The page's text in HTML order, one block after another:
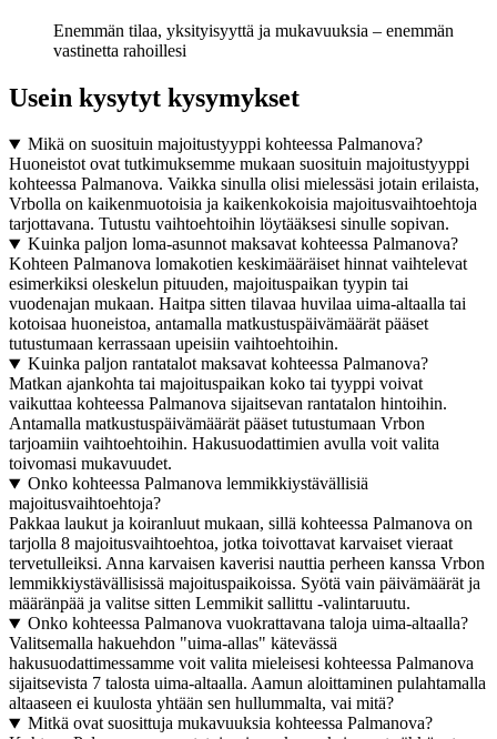
Enemmän tilaa, yksityisyyttä ja mukavuuksia – enemmän
vastinetta rahoillesi
Usein kysytyt kysymykset
Mikä on suosituin majoitustyyppi kohteessa Palmanova?
Huoneistot ovat tutkimuksemme mukaan suosituin majoitustyyppi
kohteessa Palmanova. Vaikka sinulla olisi mielessäsi jotain erilaista,
Vrbolla on kaikenmuotoisia ja kaikenkokoisia majoitusvaihtoehtoja
tarjottavana. Tutustu vaihtoehtoihin löytääksesi sinulle sopivan.
Kuinka paljon loma-asunnot maksavat kohteessa Palmanova?
Kohteen Palmanova lomakotien keskimääräiset hinnat vaihtelevat
esimerkiksi oleskelun pituuden, majoituspaikan tyypin tai
vuodenajan mukaan. Haitpa sitten tilavaa huvilaa uima-altaalla tai
kotoisaa huoneistoa, antamalla matkustuspäivämäärät pääset
tutustumaan kerrassaan upeisiin vaihtoehtoihin.
Kuinka paljon rantatalot maksavat kohteessa Palmanova?
Matkan ajankohta tai majoituspaikan koko tai tyyppi voivat
vaikuttaa kohteessa Palmanova sijaitsevan rantatalon hintoihin.
Antamalla matkustuspäivämäärät pääset tutustumaan Vrbon
tarjoamiin vaihtoehtoihin. Hakusuodattimien avulla voit valita
toivomasi mukavuudet.
Onko kohteessa Palmanova lemmikkiystävällisiä
majoitusvaihtoehtoja?
Pakkaa laukut ja koiranluut mukaan, sillä kohteessa Palmanova on
tarjolla 8 majoitusvaihtoehtoa, jotka toivottavat karvaiset vieraat
tervetulleiksi. Anna karvaisen kaverisi nauttia perheen kanssa Vrbon
lemmikkiystävällisissä majoituspaikoissa. Syötä vain päivämäärät ja
määränpää ja valitse sitten Lemmikit sallittu -valintaruutu.
Onko kohteessa Palmanova vuokrattavana taloja uima-altaalla?
Valitsemalla hakuehdon "uima-allas" kätevässä
hakusuodattimessamme voit valita mieleisesi kohteessa Palmanova
sijaitsevista 7 talosta uima-altaalla. Aamun aloittaminen pulahtamalla
altaaseen ei kuulosta yhtään sen hullummalta, vai mitä?
Mitkä ovat suosittuja mukavuuksia kohteessa Palmanova?